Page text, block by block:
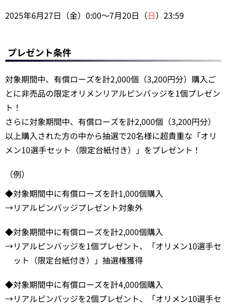
2025年6月27日（金）0:00～7月20日（日）23:59
プレゼント条件
対象期間中、有償ローズを計2,000個（3,200円分）購入ご
とに非売品の限定オリメンリアルピンバッジを1個プレゼン
ト！
さらに対象期間中、有償ローズを計2,000個（3,200円分）
以上購入された方の中から抽選で20名様に超貴重な「オリ
メン10選手セット（限定台紙付き）」をプレゼント！
（例）
◆対象期間中に有償ローズを計1,000個購入
→リアルピンバッジプレゼント対象外
◆対象期間中に有償ローズを計2,000個購入
→リアルピンバッジを1個プレゼント、「オリメン10選手セ
ット（限定台紙付き）」抽選権獲得
◆対象期間中に有償ローズを計4,000個購入
→リアルピンバッジを2個プレゼント、「オリメン10選手セ